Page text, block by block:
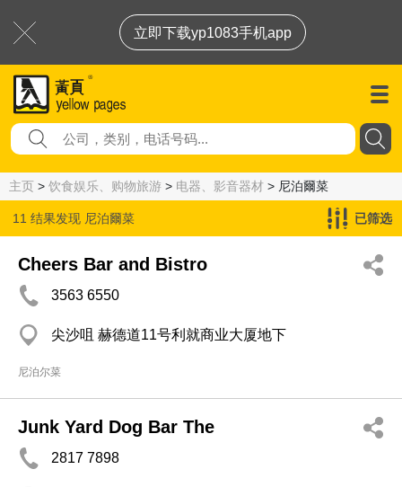
立即下载yp1083手机app
主页 > 饮食娱乐、购物旅游 > 电器、影音器材 > 尼泊爾菜
11 结果发现 尼泊爾菜 已筛选
Cheers Bar and Bistro
3563 6550
尖沙咀 赫德道11号利就商业大厦地下
尼泊尔菜
Junk Yard Dog Bar The
2817 7898